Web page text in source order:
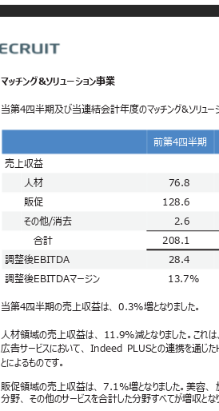
マッチング&ソリューション事業
当第4四半期及び当連結会計年度のマッチング&ソリュー
前第4四半
売上収益
人材
76.8
128.6
2.6
販促
その他/消去
合計
208.1
28.4
調整後EBITDA
調整後EBITDAマージン
13.7%
当第4四半期の売上収益は、 0.3%増となりました。
人材領域の売上収益は、 11.9%減となりました。こ
広告サービスにおいて、 Indeed PLUSとの連携を通じ
とによるものです。
販促領域の売上収益は、 7.1%増となりました。美容
分野、 その他のサービスを合計した分野すべてが増収とな